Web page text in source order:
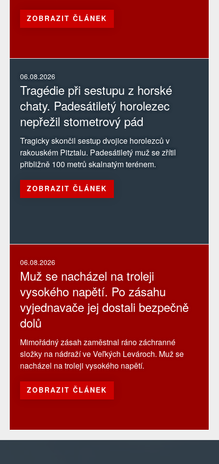
06.08.2026
Tragédie při sestupu z horské
chaty. Padesátiletý horolezec
nepřežil stometrový pád
Tragicky skončil sestup dvojice horolezců v
rakouském Pitztalu. Padesátiletý muž se zřítil
přibližně 100 metrů skalnatým terénem.
ZOBRAZIT ČLÁNEK
06.08.2026
Muž se nacházel na troleji
vysokého napětí. Po zásahu
vyjednavače jej dostali bezpečně
dolů
Mimořádný zásah zaměstnal ráno záchranné
složky na nádraží ve Veľkých Levároch. Muž se
nacházel na troleji vysokého napětí.
ZOBRAZIT ČLÁNEK
ZOBRAZIT ČLÁNEK